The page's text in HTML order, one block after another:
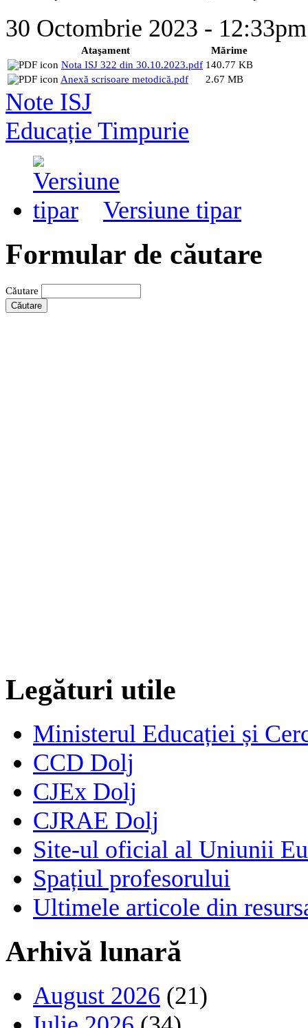
30 Octombrie 2023 -
Ataşament
Mărime
Nota ISJ 322 din 30.10.2023.pdf 140.77 KB
Anexă scrisoare metodică.pdf
2.67 MB
Note ISJ
Educație Timpurie
Versiune tipar
Formular de căutare
Căutare
Legături utile
Ministerul Educației și
CCD Dolj
CJEx Dolj
CJRAE Dolj
Site-ul oficial al Uniunii
Spațiul profesorului
Ultimele articole din
Arhivă lunară
August 2026 (21)